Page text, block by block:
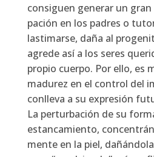
con­si­guen gene­rar un
pa­ción en los padres o
las­ti­mar­se, daña al
agre­de así a los seres
pro­pio cuer­po. Por ello, es
madu­rez en el con­trol del
con­lle­va a su expre­sión
La per­tur­ba­ción de su
estan­ca­mien­to,
men­te en la piel,